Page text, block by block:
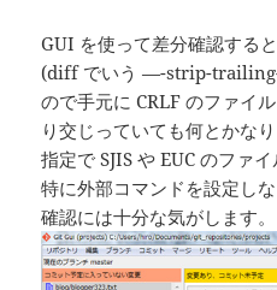
GUI を使って差分確認する
(diff でいう —-strip-trailing-
ので手元に CRLF のファイ
り交じっていても何とかな
指定で SJIS や EUC のファ
特に外部コマンドを設定し
確認には十分な気がします。